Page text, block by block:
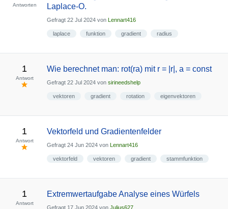
Antworten
Laplace-O.
Gefragt 22 Jul 2024 von Lennart416
laplace funktion gradient radius
1
Antwort
Wie berechnet man: rot(ra) mit r = |r|, a = const
Gefragt 22 Jul 2024 von sirineedshelp
vektoren gradient rotation eigenvektoren
1
Antwort
Vektorfeld und Gradientenfelder
Gefragt 24 Jun 2024 von Lennart416
vektorfeld vektoren gradient stammfunktion
1
Antwort
Extremwertaufgabe Analyse eines Würfels
Gefragt 17 Jun 2024 von Julius627